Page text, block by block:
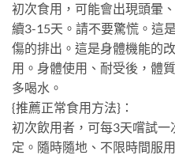
初次食用，可能會出現頭暈
續3-15天。請不要驚慌。這
傷的排出。這是身體機能的
用。身體使用、耐受後，體
多喝水。
{推薦正常食用方法}：
初次飲用者，可每3天嚐試
定。隨時隨地、不限時間服